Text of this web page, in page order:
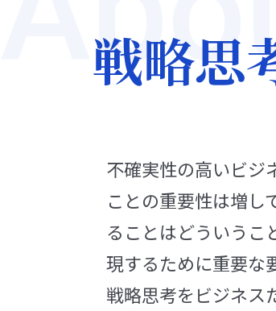
戦略思
不確実性の高いビジ
ことの重要性は増し
ることはどういうこ
現するために重要な
戦略思考をビジネス